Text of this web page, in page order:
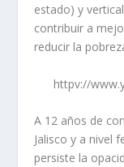
estado) y
contribuir a
reducir la
httpv://
A 12 años de
Jalisco y a nivel
persiste la